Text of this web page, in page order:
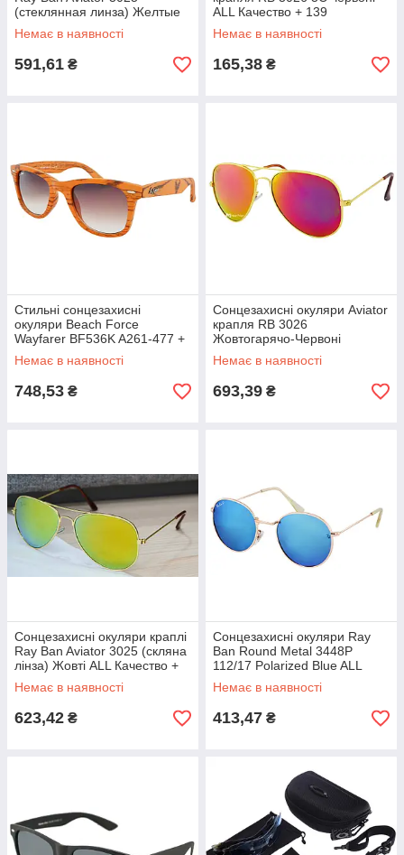
(стеклянная линза) Желтые
ALL Качество + 934
Немає в наявності
591,61 ₴
ALL Качество + 139
Немає в наявності
165,38 ₴
Стильні сонцезахисні
окуляри Beach Force
Wayfarer BF536K A261-477 +
чохол ALL Качество + 1265
Немає в наявності
748,53 ₴
Сонцезахисні окуляри Aviator
крапля RB 3026
Жовтогарячо-Червоні
(Хамелеон) ALL Качество +
1367
Немає в наявності
693,39 ₴
Сонцезахисні окуляри краплі
Ray Ban Aviator 3025 (скляна
лінза) Жовті ALL Качество +
1368
Немає в наявності
623,42 ₴
Сонцезахисні окуляри Ray
Ban Round Metal 3448P
112/17 Polarized Blue ALL
Качество + 133
Немає в наявності
413,47 ₴